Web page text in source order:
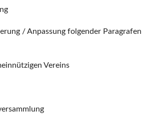
/ Anpassung folgender Paragrafen
Vereins